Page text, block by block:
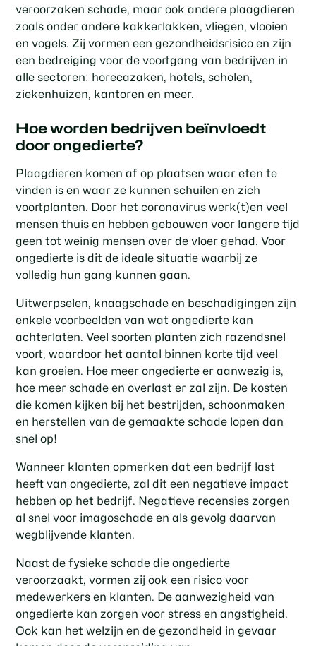
veroorzaken schade, maar ook andere plaagdieren
zoals onder andere kakkerlakken, vliegen, vlooien
en vogels. Zij vormen een gezondheidsrisico en zijn
een bedreiging voor de voortgang van bedrijven in
alle sectoren: horecazaken, hotels, scholen,
ziekenhuizen, kantoren en meer.
Hoe worden bedrijven beïnvloedt
door ongedierte?
Plaagdieren komen af op plaatsen waar eten te
vinden is en waar ze kunnen schuilen en zich
voortplanten. Door het coronavirus werk(t)en veel
mensen thuis en hebben gebouwen voor langere tijd
geen tot weinig mensen over de vloer gehad. Voor
ongedierte is dit de ideale situatie waarbij ze
volledig hun gang kunnen gaan.
Uitwerpselen, knaagschade en beschadigingen zijn
enkele voorbeelden van wat ongedierte kan
achterlaten. Veel soorten planten zich razendsnel
voort, waardoor het aantal binnen korte tijd veel
kan groeien. Hoe meer ongedierte er aanwezig is,
hoe meer schade en overlast er zal zijn. De kosten
die komen kijken bij het bestrijden, schoonmaken
en herstellen van de gemaakte schade lopen dan
snel op!
Wanneer klanten opmerken dat een bedrijf last
heeft van ongedierte, zal dit een negatieve impact
hebben op het bedrijf. Negatieve recensies zorgen
al snel voor imagoschade en als gevolg daarvan
wegblijvende klanten.
Naast de fysieke schade die ongedierte
veroorzaakt, vormen zij ook een risico voor
medewerkers en klanten. De aanwezigheid van
ongedierte kan zorgen voor stress en angstigheid.
Ook kan het welzijn en de gezondheid in gevaar